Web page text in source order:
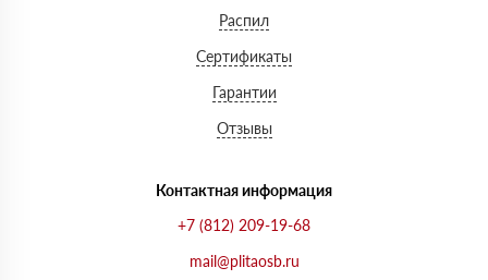
Распил
Сертификаты
Гарантии
Отзывы
Контактная информация
+7 (812) 209-19-68
mail@plitaosb.ru